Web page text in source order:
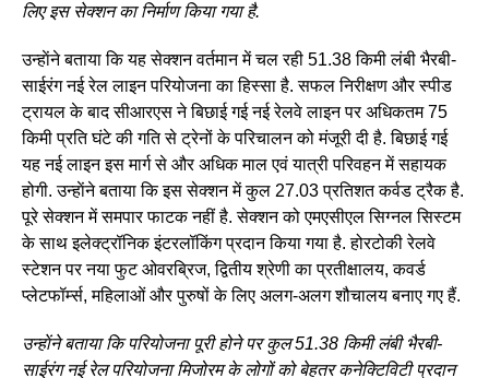
लिए इस सेक्शन का निर्माण किया गया है.
उन्हाेंने बताया कि यह सेक्शन वर्तमान में चल रही 51.38 किमी लंबी भैरबी-
साईरंग नई रेल लाइन परियोजना का हिस्सा है. सफल निरीक्षण और स्पीड
ट्रायल के बाद सीआरएस ने बिछाई गई नई रेलवे लाइन पर अधिकतम 75
किमी प्रति घंटे की गति से ट्रेनों के परिचालन को मंजूरी दी है. बिछाई गई
यह नई लाइन इस मार्ग से और अधिक माल एवं यात्री परिवहन में सहायक
होगी. उन्हाेंने बताया कि इस सेक्शन में कुल 27.03 प्रतिशत कर्वड ट्रैक है.
पूरे सेक्शन में समपार फाटक नहीं है. सेक्शन को एमएसीएल सिग्नल सिस्टम
के साथ इलेक्ट्रॉनिक इंटरलॉकिंग प्रदान किया गया है. होरटोकी रेलवे
स्टेशन पर नया फुट ओवरब्रिज, द्वितीय श्रेणी का प्रतीक्षालय, कवर्ड
प्लेटफॉर्म्स, महिलाओं और पुरुषों के लिए अलग-अलग शौचालय बनाए गए हैं.
उन्हाेंने बताया कि परियोजना पूरी होने पर कुल 51.38 किमी लंबी भैरबी-
साईरंग नई रेल परियोजना मिजोरम के लोगों को बेहतर कनेक्टिविटी प्रदान